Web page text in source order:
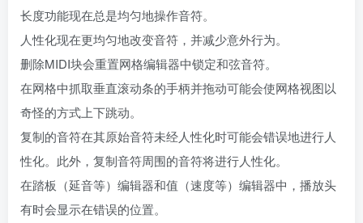
长度功能现在总是均匀地操作音符。
人性化现在更均匀地改变音符，并减少意外行为。
删除MIDI块会重置网格编辑器中锁定和弦音符。
在网格中抓取垂直滚动条的手柄并拖动可能会使网格视图以
奇怪的方式上下跳动。
复制的音符在其原始音符未经人性化时可能会错误地进行人
性化。此外，复制音符周围的音符将进行人性化。
在踏板（延音等）编辑器和值（速度等）编辑器中，播放头
有时会显示在错误的位置。